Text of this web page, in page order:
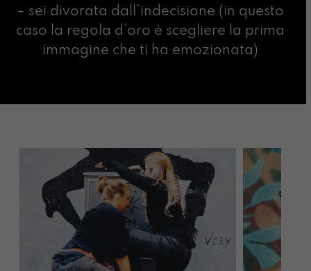
– sei divorata dall’indecisione (in questo
caso la regola d’oro è scegliere la prima
immagine che ti ha emozionata)